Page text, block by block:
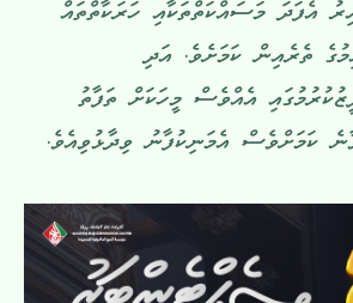
އެފަދަ މަސައްކަތްތަކާއި ހަރަކާތްތައް
ތެރެއިން ކަމަށެވެ. އަދި
އެއްވެސް މީހަކަށް ތަފާތު
ކަމަށްވެސް އެމަނިކުފާނު ވިދާޅުވިއެވެ.